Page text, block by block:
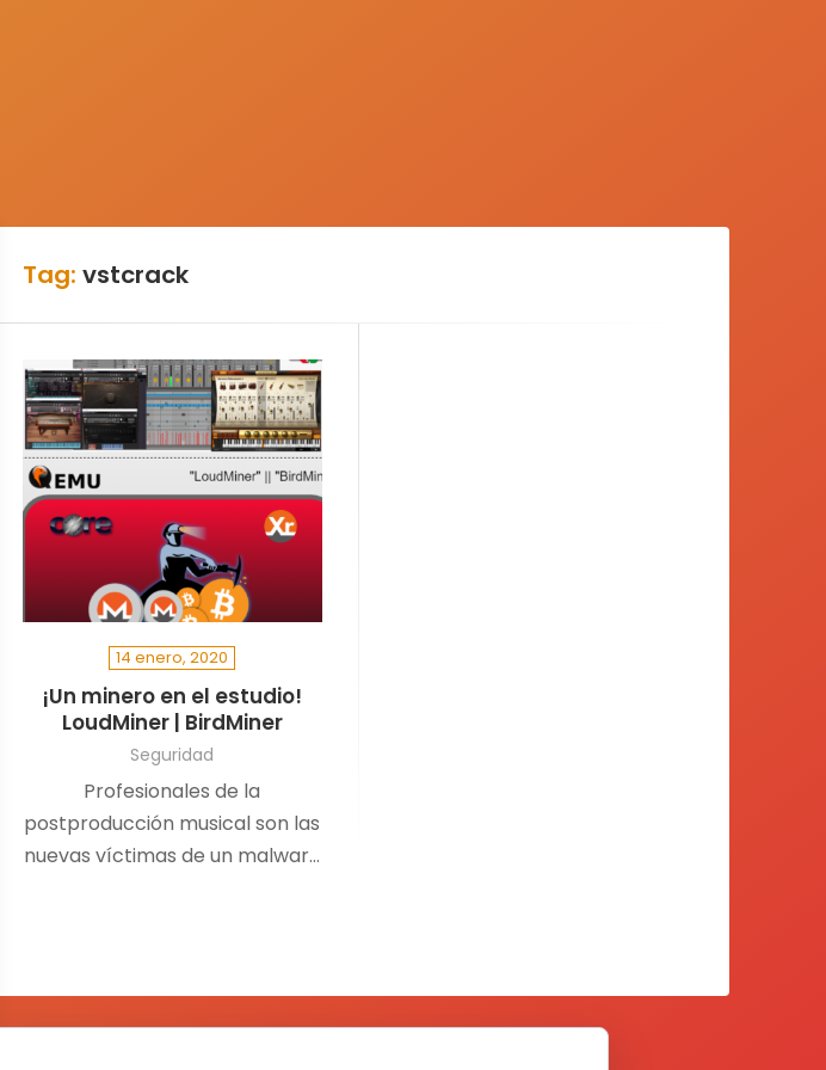
Tag: vstcrack
14 enero, 2020
¡Un minero en el estudio!
LoudMiner | BirdMiner
Seguridad
Profesionales de la
postproducción musical son las
nuevas víctimas de un malware